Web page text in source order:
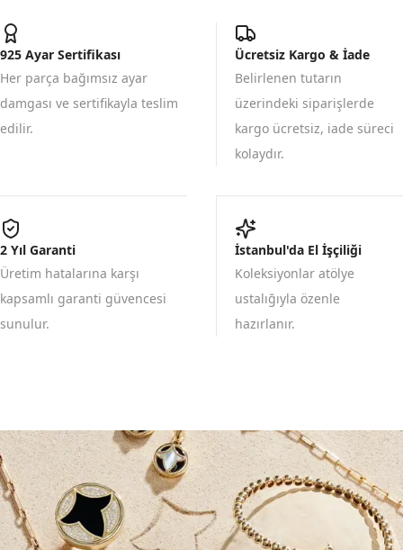
925 Ayar Sertifikası
Her parça bağımsız ayar
damgası ve sertifikayla teslim
edilir.
Ücretsiz Kargo & İade
Belirlenen tutarın
üzerindeki siparişlerde
kargo ücretsiz, iade süreci
kolaydır.
2 Yıl Garanti
Üretim hatalarına karşı
kapsamlı garanti güvencesi
sunulur.
İstanbul'da El İşçiliği
Koleksiyonlar atölye
ustalığıyla özenle
hazırlanır.